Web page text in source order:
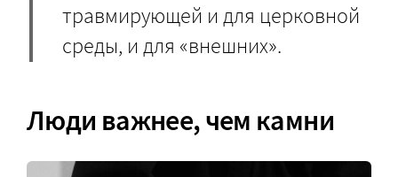
травмирующей и для церковной
среды, и для «внешних».
Люди важнее, чем камни